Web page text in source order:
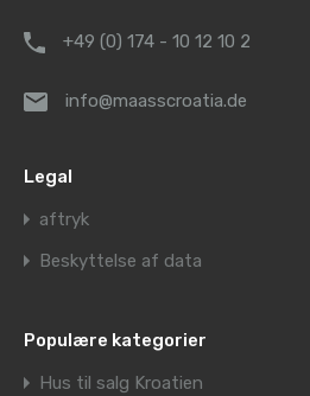
+49 (0) 174 - 10 12 10 2
info@maasscroatia.de
Legal
aftryk
Beskyttelse af data
Populære kategorier
Hus til salg Kroatien